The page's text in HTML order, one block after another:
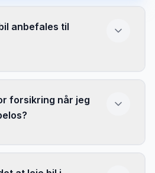
anbefales til
så er en SUV eller 4x4 bedre.
forsikring når jeg